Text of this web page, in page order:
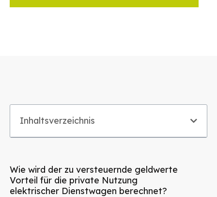
Wie wird der zu versteuernde geldwerte
Vorteil für die private Nutzung
elektrischer Dienstwagen berechnet?
Inhaltsverzeichnis